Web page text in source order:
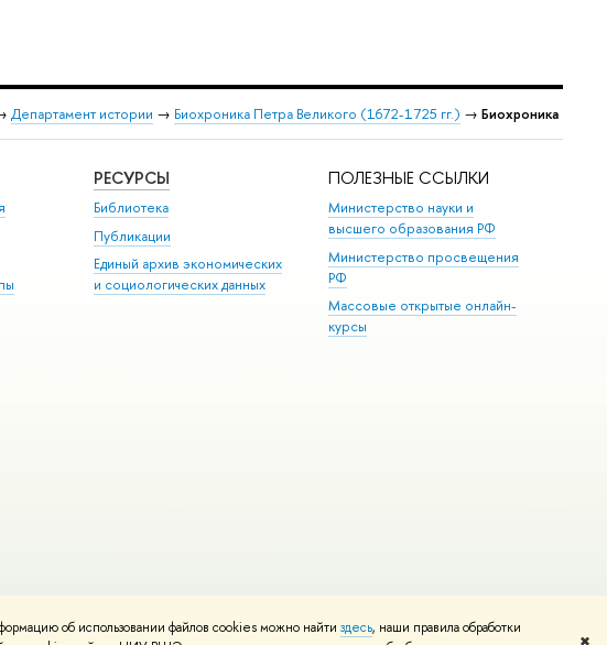
об использовании файлов cookies можно найти здесь, наши правила обработки
Департамент истории → Биохроника Петра Великого (1672-1725 гг.) → Биохроника
РЕСУРСЫ
Библиотека
Публикации
Единый архив экономических
и социологических данных
ПОЛЕЗНЫЕ ССЫЛКИ
Министерство науки и
высшего образования РФ
Министерство просвещения
РФ
Массовые открытые онлайн-
курсы
Редактору
Карта сайта